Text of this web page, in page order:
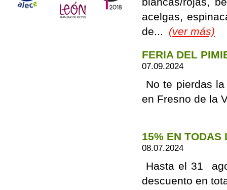
acelgas,
de...
(ver más)
FERIA DEL
07.09.2024
No te pierdas
en Fresno de la
15% EN TODAS
08.07.2024
Hasta el 31
descuento en